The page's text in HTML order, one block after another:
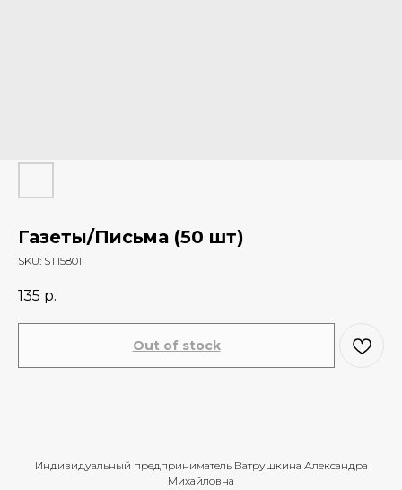
Газеты/Письма (50 шт)
SKU: ST15801
135 р.
Out of stock
Индивидуальный предприниматель Ватрушкина Александра
Михайловна